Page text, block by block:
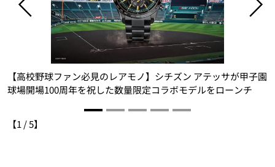
【高校野球ファン必見のレアモノ】シチズン アテッサが甲子園
球場開場100周年を祝した数量限定コラボモデルをローンチ
【1 /5】